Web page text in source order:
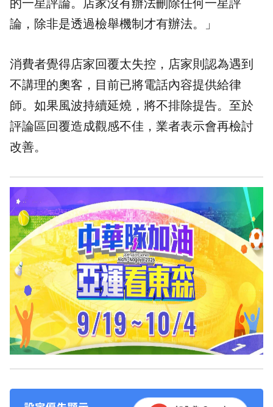
的一星評論。店家沒有辦法刪除任何一星評
論，除非是透過檢舉機制才有辦法。」
消費者覺得店家回覆太失控，店家則認為遇到
不講理的奧客，目前已將電話內容提供給律
師。如果風波持續延燒，將不排除提告。至於
評論區回覆造成觀感不佳，業者表示會再檢討
改善。